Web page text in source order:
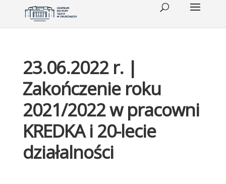
23.06.2022 r. |
Zakończenie roku
2021/2022 w pracowni
KREDKA i 20-lecie
działalności